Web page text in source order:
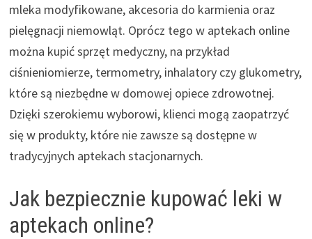
mleka modyfikowane, akcesoria do karmienia oraz
pielęgnacji niemowląt. Oprócz tego w aptekach online
można kupić sprzęt medyczny, na przykład
ciśnieniomierze, termometry, inhalatory czy glukometry,
które są niezbędne w domowej opiece zdrowotnej.
Dzięki szerokiemu wyborowi, klienci mogą zaopatrzyć
się w produkty, które nie zawsze są dostępne w
tradycyjnych aptekach stacjonarnych.
Jak bezpiecznie kupować leki w
aptekach online?